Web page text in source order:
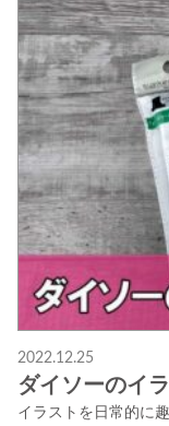
2022.12.25
ダイソーのイ
イラストを日常的に